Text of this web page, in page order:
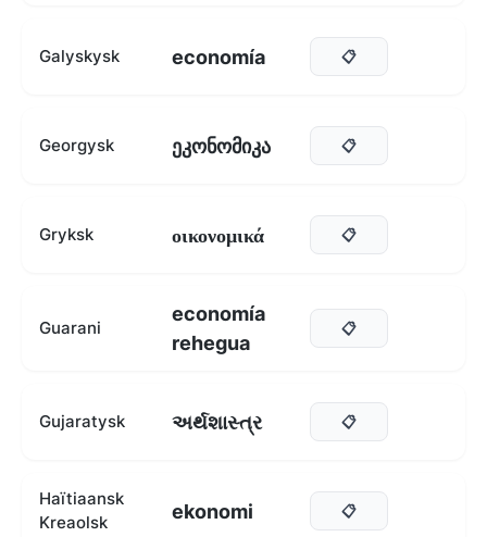
Galyskysk economía 📋
Georgysk ეკონომიკა 📋
Gryksk οικονομικά 📋
Guarani
economía
rehegua
📋
Gujaratysk અર્થશાસ્ત્ર 📋
Haïtiaansk
Kreaolsk
ekonomi 📋